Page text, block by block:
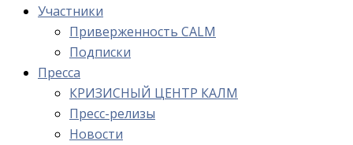
Участники
Приверженность CALM
Подписки
Пресса
КРИЗИСНЫЙ ЦЕНТР КАЛМ
Пресс-релизы
Новости